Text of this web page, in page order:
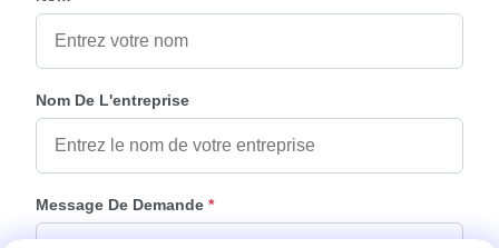
Nom De L'entreprise
Message De Demande *